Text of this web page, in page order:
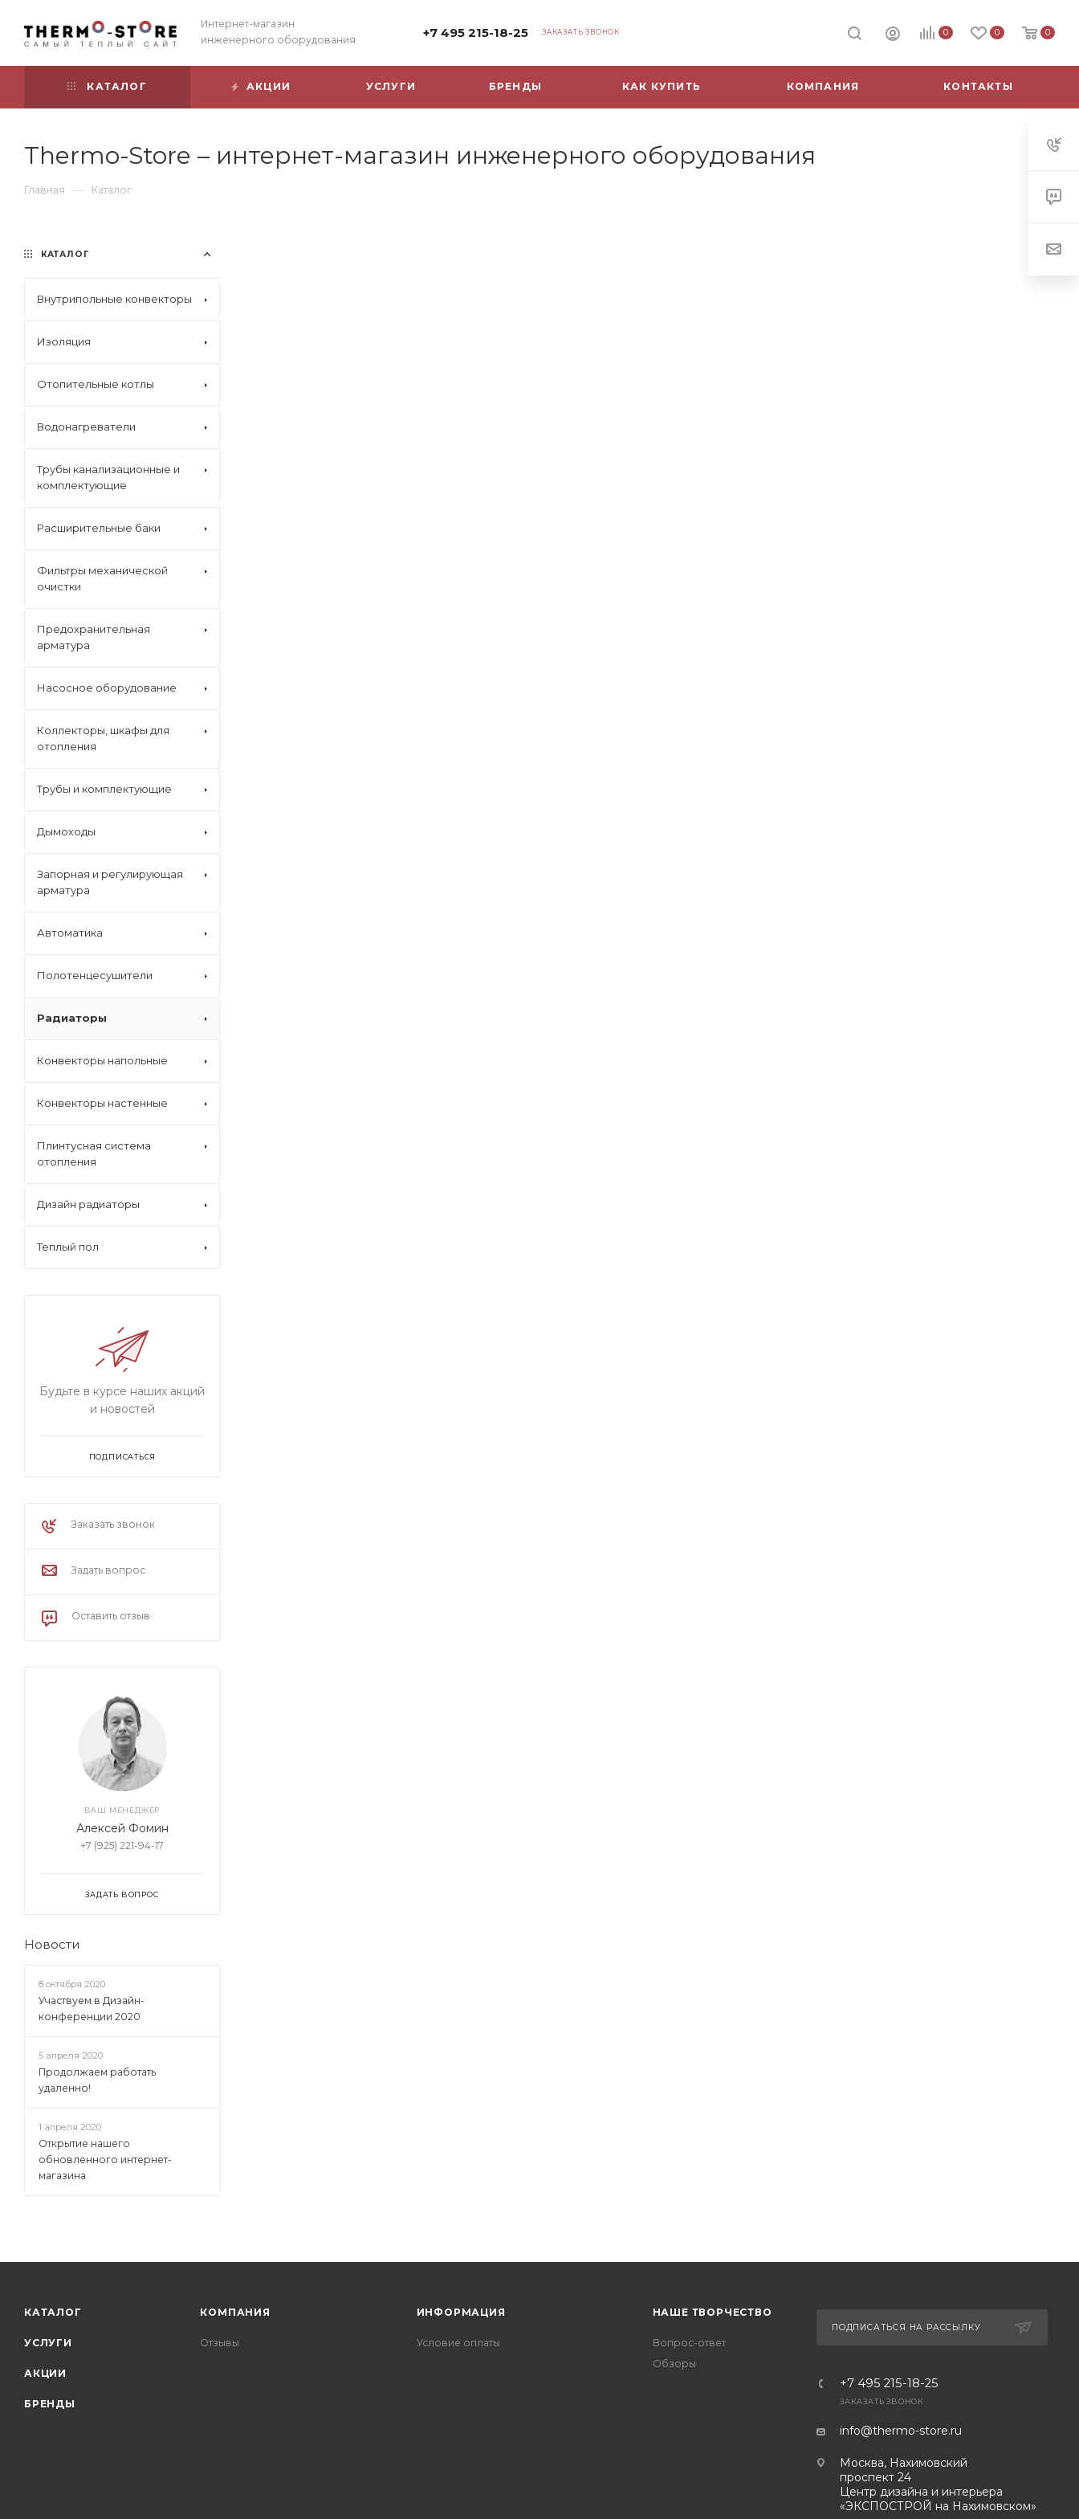
Интернет-магазин
инженерного оборудования
+7 495 215-18-25 ЗАКАЗАТЬ ЗВОНОК 0 0 0
КАТАЛОГ АКЦИИ УСЛУГИ БРЕНДЫ КАК КУПИТЬ КОМПАНИЯ КОНТАКТЫ
Thermo-Store – интернет-магазин инженерного оборудования
Главная — Каталог
КАТАЛОГ
Внутрипольные конвекторы
Изоляция
Отопительные котлы
Водонагреватели
Трубы канализационные и
комплектующие
Расширительные баки
Фильтры механической
очистки
Предохранительная
арматура
Насосное оборудование
Коллекторы, шкафы для
отопления
Трубы и комплектующие
Дымоходы
Запорная и регулирующая
арматура
Автоматика
Полотенцесушители
Радиаторы
Конвекторы напольные
Конвекторы настенные
Плинтусная система
отопления
Дизайн радиаторы
Теплый пол
Будьте в курсе наших акций
и новостей
ПОДПИСАТЬСЯ
Заказать звонок
Задать вопрос
Оставить отзыв
ВАШ МЕНЕДЖЕР
Алексей Фомин
+7 (925) 221-94-17
ЗАДАТЬ ВОПРОС
Новости
8 октября 2020
Участвуем в Дизайн-
конференции 2020
5 апреля 2020
Продолжаем работать
удаленно!
1 апреля 2020
Открытие нашего
обновленного интернет-
магазина
КАТАЛОГ
УСЛУГИ
АКЦИИ
БРЕНДЫ
КОМПАНИЯ
Отзывы
ИНФОРМАЦИЯ
Условие оплаты
НАШЕ ТВОРЧЕСТВО
Вопрос-ответ
Обзоры
ПОДПИСАТЬСЯ НА РАССЫЛКУ
+7 495 215-18-25
ЗАКАЗАТЬ ЗВОНОК
info@thermo-store.ru
Москва, Нахимовский
проспект 24
Центр дизайна и интерьера
«ЭКСПОСТРОЙ на Нахимовском»